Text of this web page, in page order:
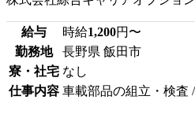
給与 時給1,200円〜
勤務地
長野県 飯田市
寮・社宅 なし
仕事内容 車載部品の組立・検査